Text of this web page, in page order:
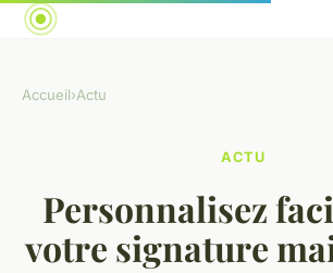
Accueil›Actu
ACTU
Personnalisez
votre signature